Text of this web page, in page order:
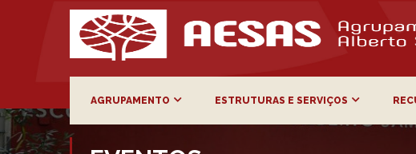
AGRUPAMENTO ESTRUTURAS E SERVIÇOS